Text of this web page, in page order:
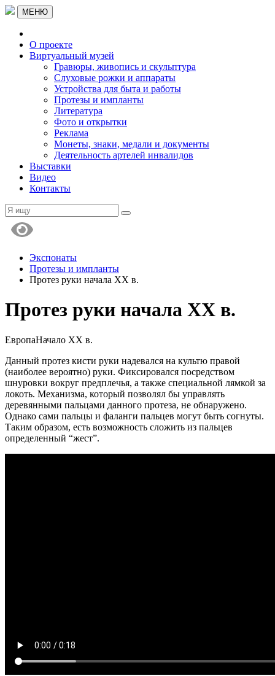
МЕНЮ
О проекте
Виртуальный музей
Гравюры, живопись и скульптура
Слуховые рожки и аппараты
Устройства для быта и работы
Протезы и импланты
Литература
Фото и открытки
Реклама
Монеты, знаки, медали и документы
Деятельность артелей инвалидов
Выставки
Видео
Контакты
Экспонаты
Протезы и импланты
Протез руки начала ХХ в.
Протез руки начала ХХ в.
ЕвропаНачало XX в.
Данный протез кисти руки надевался на культю правой
(наиболее вероятно) руки. Фиксировался посредством
шнуровки вокруг предплечья, а также специальной лямкой за
локоть. Механизма, который позволял бы управлять
деревянными пальцами данного протеза, не обнаружено.
Однако сами пальцы и фаланги пальцев могут быть согнуты.
Таким образом, есть возможность сложить из пальцев
определенный “жест”.